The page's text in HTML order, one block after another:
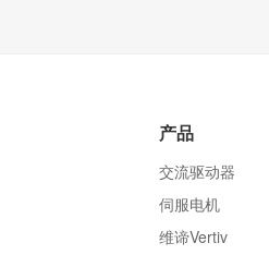
产品
交流驱动器
伺服电机
维谛Vertiv